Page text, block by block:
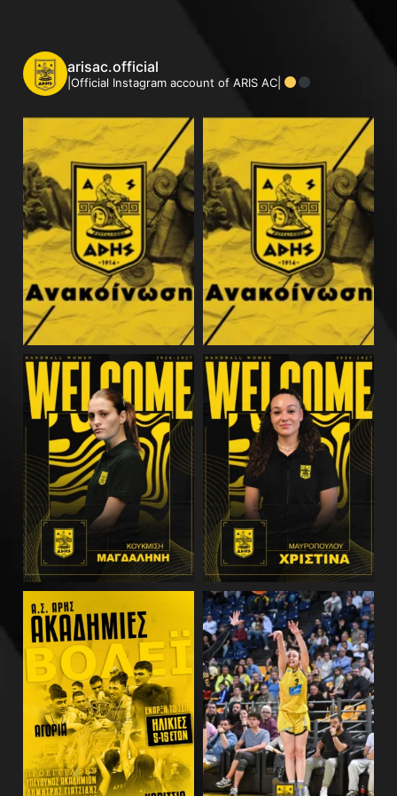
arisac.official
|Official Instagram account of ARIS AC|